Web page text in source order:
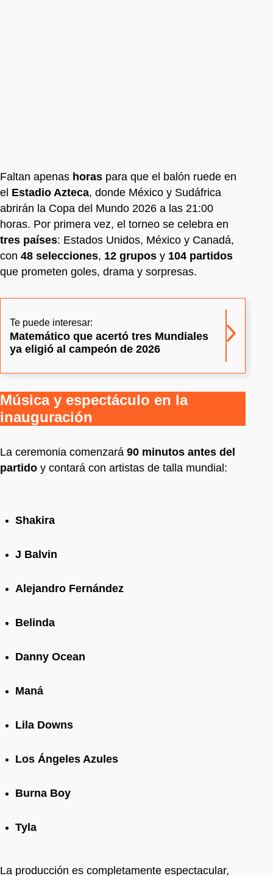
Faltan apenas horas para que el balón ruede en
el Estadio Azteca, donde México y Sudáfrica
abrirán la Copa del Mundo 2026 a las 21:00
horas. Por primera vez, el torneo se celebra en
tres países: Estados Unidos, México y Canadá,
con 48 selecciones, 12 grupos y 104 partidos
que prometen goles, drama y sorpresas.
Te puede interesar:
Matemático que acertó tres Mundiales
ya eligió al campeón de 2026
Música y espectáculo en la
inauguración
La ceremonia comenzará 90 minutos antes del
partido y contará con artistas de talla mundial:
Shakira
J Balvin
Alejandro Fernández
Belinda
Danny Ocean
Maná
Lila Downs
Los Ángeles Azules
Burna Boy
Tyla
La producción es completamente espectacular,